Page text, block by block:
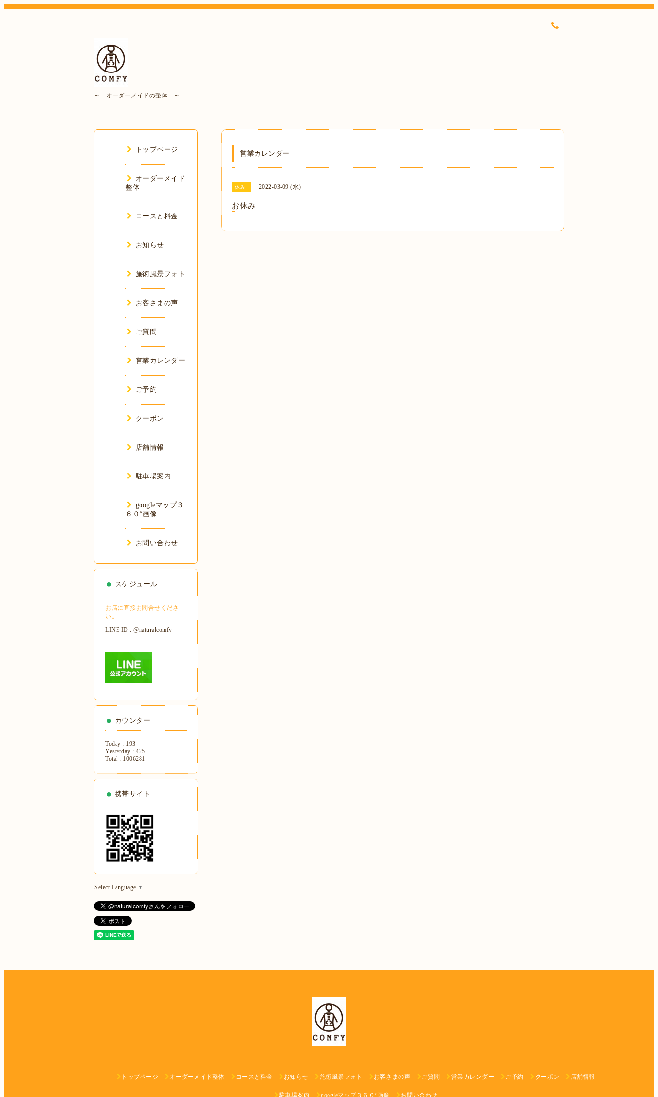
～ オーダーメイドの整体 ～
営業カレンダー
休み 2022-03-09 (水)
お休み
トップページ
オーダーメイド
整体
コースと料金
お知らせ
施術風景フォト
お客さまの声
ご質問
営業カレンダー
ご予約
クーポン
店舗情報
駐車場案内
googleマップ３
６０°画像
お問い合わせ
スケジュール
お店に直接お問合せくださ
い。
LINE ID : @naturalcomfy
カウンター
Today : 193
Yesterday : 425
Total : 1006281
携帯サイト
Select Language ▼
トップページ オーダーメイド整体 コースと料金 お知らせ 施術風景フォト お客さまの声 ご質問 営業カレンダー ご予約 クーポン 店舗情報
駐車場案内 googleマップ３６０°画像 お問い合わせ